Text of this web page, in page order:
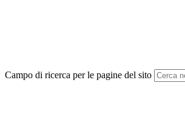
Campo di ricerca per le pagine del sito